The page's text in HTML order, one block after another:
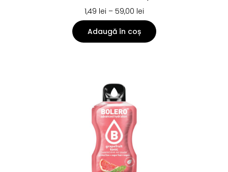
1,49 lei – 59,00 lei
Adaugă în coș